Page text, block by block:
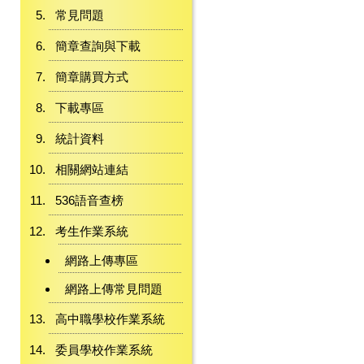
常見問題
簡章查詢與下載
簡章購買方式
下載專區
統計資料
相關網站連結
536語音查榜
考生作業系統
網路上傳專區
網路上傳常見問題
高中職學校作業系統
委員學校作業系統